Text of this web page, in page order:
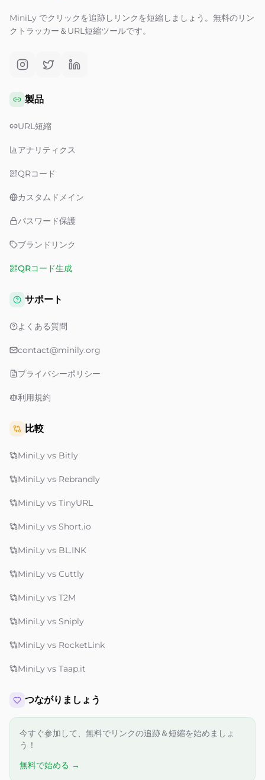
MiniLy でクリックを追跡しリンクを短縮しましょう。無料のリン
クトラッカー＆URL短縮ツールです。
製品
URL短縮
アナリティクス
QRコード
カスタムドメイン
パスワード保護
ブランドリンク
QRコード生成
サポート
よくある質問
contact@minily.org
プライバシーポリシー
利用規約
比較
MiniLy vs Bitly
MiniLy vs Rebrandly
MiniLy vs TinyURL
MiniLy vs Short.io
MiniLy vs BL.INK
MiniLy vs Cuttly
MiniLy vs T2M
MiniLy vs Sniply
MiniLy vs RocketLink
MiniLy vs Taap.it
つながりましょう
今すぐ参加して、無料でリンクの追跡＆短縮を始めましょ
う！
無料で始める →